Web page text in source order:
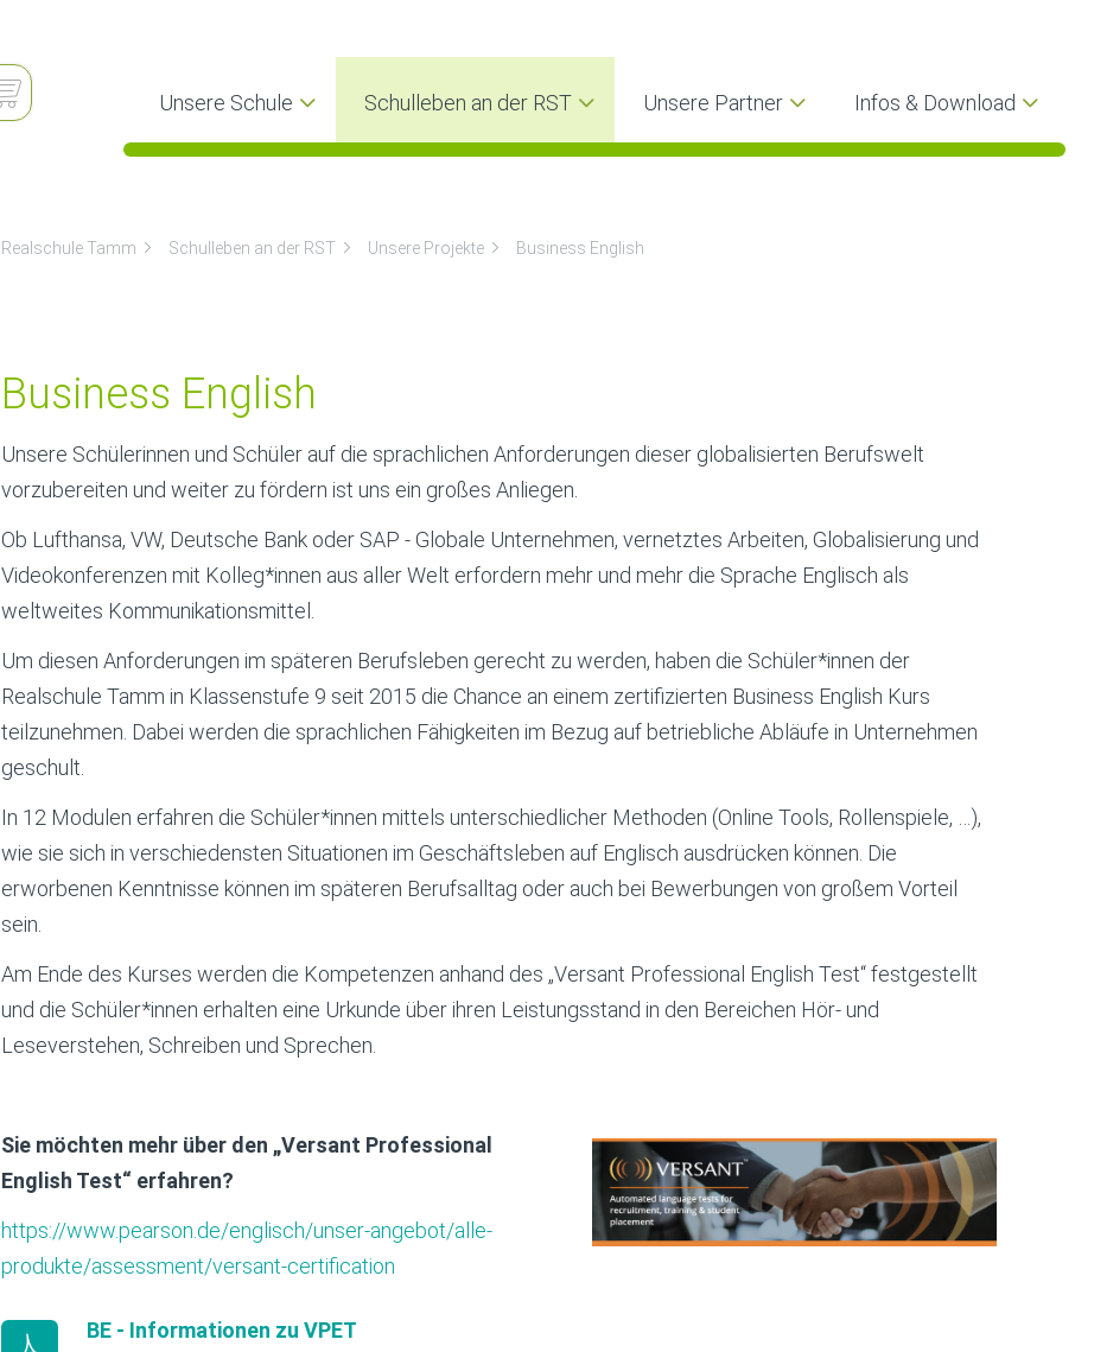
Unsere Schule Schulleben an der RST Unsere Partner Infos & Download
Realschule Tamm Schulleben an der RST Unsere Projekte Business English
Business English
Unsere Schülerinnen und Schüler auf die sprachlichen Anforderungen dieser globalisierten Berufswelt
vorzubereiten und weiter zu fördern ist uns ein großes Anliegen.
Ob Lufthansa, VW, Deutsche Bank oder SAP - Globale Unternehmen, vernetztes Arbeiten, Globalisierung und
Videokonferenzen mit Kolleg*innen aus aller Welt erfordern mehr und mehr die Sprache Englisch als
weltweites Kommunikationsmittel.
Um diesen Anforderungen im späteren Berufsleben gerecht zu werden, haben die Schüler*innen der
Realschule Tamm in Klassenstufe 9 seit 2015 die Chance an einem zertifizierten Business English Kurs
teilzunehmen. Dabei werden die sprachlichen Fähigkeiten im Bezug auf betriebliche Abläufe in Unternehmen
geschult.
In 12 Modulen erfahren die Schüler*innen mittels unterschiedlicher Methoden (Online Tools, Rollenspiele, …),
wie sie sich in verschiedensten Situationen im Geschäftsleben auf Englisch ausdrücken können. Die
erworbenen Kenntnisse können im späteren Berufsalltag oder auch bei Bewerbungen von großem Vorteil
sein.
Am Ende des Kurses werden die Kompetenzen anhand des „Versant Professional English Test“ festgestellt
und die Schüler*innen erhalten eine Urkunde über ihren Leistungsstand in den Bereichen Hör- und
Leseverstehen, Schreiben und Sprechen.
Sie möchten mehr über den „Versant Professional
English Test“ erfahren?
https://www.pearson.de/englisch/unser-angebot/alle-
produkte/assessment/versant-certification
BE - Informationen zu VPET